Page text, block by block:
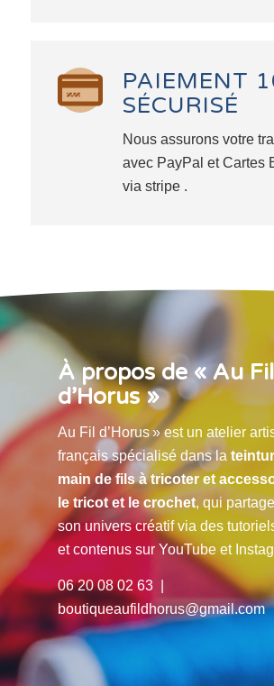
PAIEMENT
SÉCURISÉ
Nous assurons votre
avec PayPal et Cartes
via stripe .
À propos de « Au Fil
d’Horus »
Au Fil d’Horus » est un atelier
français spécialisé dans la
main de fils à tricoter et
le tricot et le crochet, qui
son univers créatif via des
et contenus sur YouTube et
06 20 08 02 63 |
boutiqueaufildhorus@gmail.com